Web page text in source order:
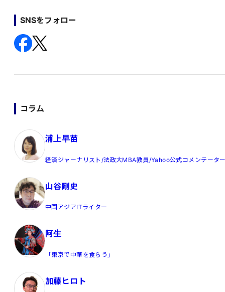
SNSをフォロー
コラム
浦上早苗
経済ジャーナリスト/法政大MBA教員/Yahoo公式コメンテータ
山谷剛史
中国アジアITライター
阿生
「東京で中華を食らう」
加藤ヒロト